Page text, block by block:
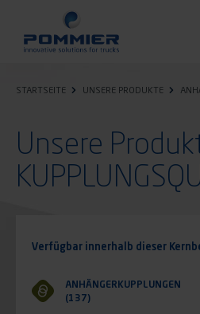
Inhalt
STARTSEITE UNSERE PRODUKTE
Unsere
Verfügbar innerhalb dieser
ANHÄNGERKUPPLUNGEN
(137)